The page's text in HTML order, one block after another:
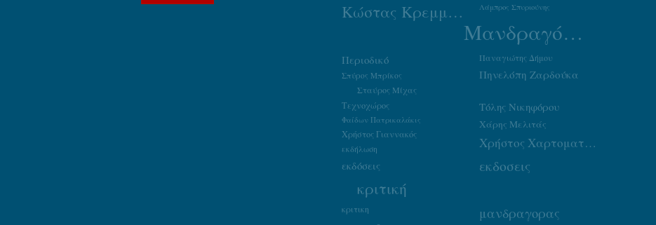
Κώστας Κρεμμύδας Λάμπρος Σπυριούνης
Μανδραγόρας
Παναγιώτης Δήμου
Περιοδικό
Πηνελόπη Ζαρδούκα
Σπύρος Μπρίκος
Σταύρος Μίχας
Τεχνοχώρος
Τόλης Νικηφόρου
Φαίδων Πατρικαλάκις Χάρης Μελιτάς
Χρήστος Γιαννακός
Χρήστος Χαρτοματσίδης
εκδήλωση
εκδοσεις
εκδόσεις
κριτική
κριτικη μανδραγορας